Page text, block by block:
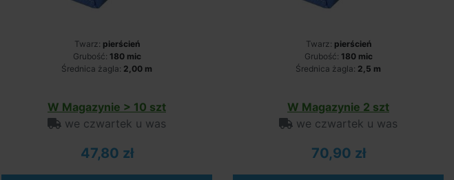
Twarz: pierścień
Grubość: 180 mic
Średnica żagla: 2,00 m
W Magazynie > 10 szt
we czwartek u was
47,80 zł
Twarz: pierścień
Grubość: 180 mic
Średnica żagla: 2,5 m
W Magazynie 2 szt
we czwartek u was
70,90 zł